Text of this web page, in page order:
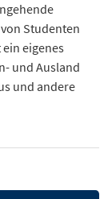
Studenten
eigenes
und Ausland
und andere